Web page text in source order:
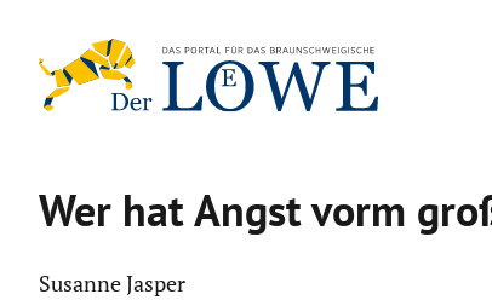
Inhalt
springen
Wer hat Angst vorm
Susanne Jasper